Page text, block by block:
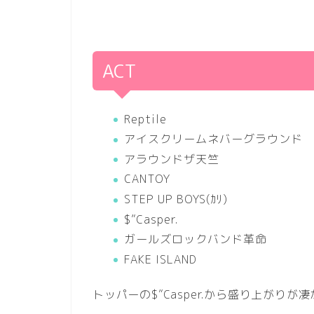
ACT
Reptile
アイスクリームネバーグラウンド
アラウンドザ天竺
CANTOY
STEP UP BOYS(ｶﾘ)
$”Casper.
ガールズロックバンド革命
FAKE ISLAND
トッパーの$”Casper.から盛り上がりが凄